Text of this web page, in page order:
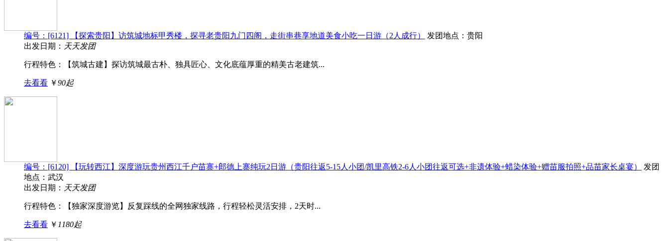
编号：[6121] 【探索贵阳】访筑城地标甲秀楼，探寻老贵阳九门四阁，走街串巷享地道美食小吃一日游（2人成行）
发团地点：贵阳
出发日期： 天天发团
行程特色： 【筑城古建】探访筑城最古朴、独具匠心、文化底蕴厚重的精美古老建筑...
去看看 ￥90起
编号：[6120] 【玩转西江】深度游玩贵州西江千户苗寨+郎德上寨纯玩2日游（贵阳往返5-15人小团/凯里高铁2-6人小团往返可选+非遗体验+蜡染体验+赠苗服拍照+品苗家长桌宴）
发团
地点：武汉
出发日期： 天天发团
行程特色： 【独家深度游览】反复踩线的全网独家线路，行程轻松灵活安排，2天时...
去看看 ￥ 1180起